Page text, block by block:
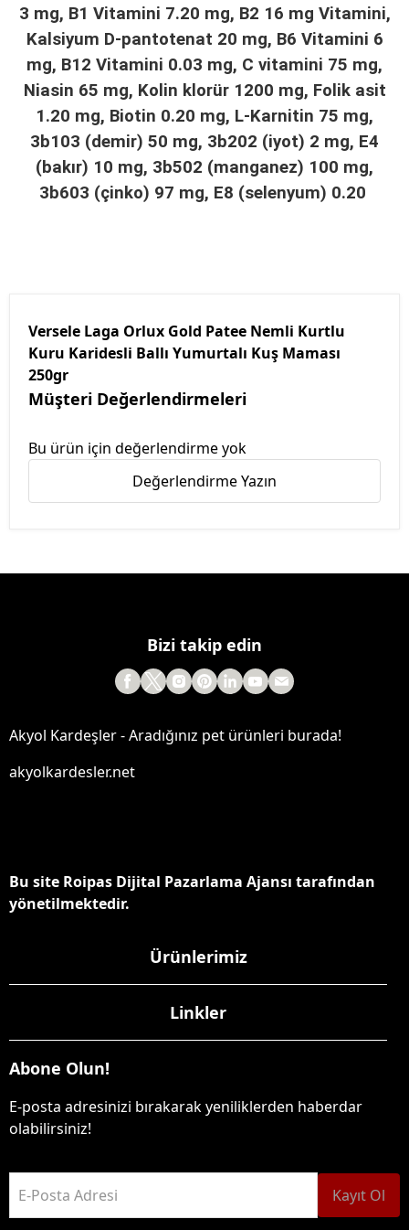
3 mg, B1 Vitamini 7.20 mg, B2 16 mg Vitamini,
Kalsiyum D-pantotenat 20 mg, B6 Vitamini 6
mg, B12 Vitamini 0.03 mg, C vitamini 75 mg,
Niasin 65 mg, Kolin klorür 1200 mg, Folik asit
1.20 mg, Biotin 0.20 mg, L-Karnitin 75 mg,
3b103 (demir) 50 mg, 3b202 (iyot) 2 mg, E4
(bakır) 10 mg, 3b502 (manganez) 100 mg,
3b603 (çinko) 97 mg, E8 (selenyum) 0.20
Versele Laga Orlux Gold Patee Nemli Kurtlu
Kuru Karidesli Ballı Yumurtalı Kuş Maması
250gr
Müşteri Değerlendirmeleri
Bu ürün için değerlendirme yok
Değerlendirme Yazın
Bizi takip edin
Akyol Kardeşler - Aradığınız pet ürünleri burada!
akyolkardesler.net
Bu site Roipas Dijital Pazarlama Ajansı tarafından
yönetilmektedir.
Ürünlerimiz
Linkler
Abone Olun!
E-posta adresinizi bırakarak yeniliklerden haberdar
olabilirsiniz!
E-Posta Adresi Kayıt Ol